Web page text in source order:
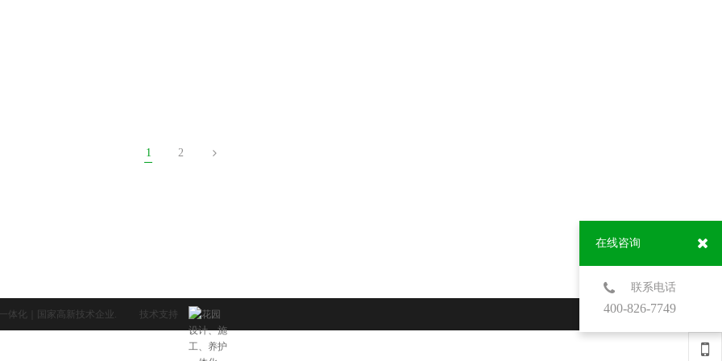
1 2
体化｜国家高新技术企业. 技术支持
在线咨询
联系电话
400-826-7749